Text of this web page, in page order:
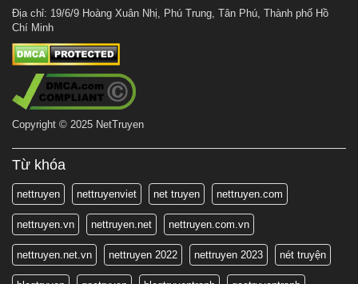
Địa chỉ: 19/6/9 Hoàng Xuân Nhị, Phú Trung, Tân Phú, Thành phố Hồ
Chí Minh
Copyright © 2025 NetTruyen
Từ khóa
nettruyen nettruyenviet net truyen nettruyen.com
nettruyen.vn nettruyen.net nettruyen.com.vn
nettruyen.net.vn nettruyen 2022 nettruyen 2023 nét truyện